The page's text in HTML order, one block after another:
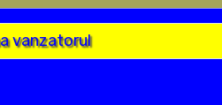
vanzatorul